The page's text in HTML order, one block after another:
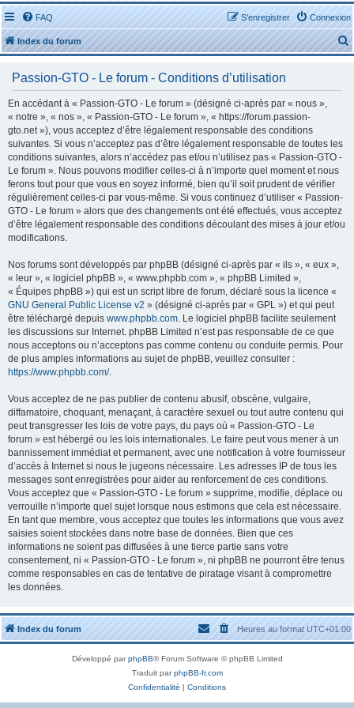
FAQ Connexion
S’enregistrer
Index du forum
e
Passion-GTO - Le forum - Conditions d’utilisation
En accédant à « Passion-GTO - Le forum » (désigné ci-après par « nous »,
« notre », « nos », « Passion-GTO - Le forum », « https://forum.passion-
gto.net »), vous acceptez d’être légalement responsable des conditions
suivantes. Si vous n’acceptez pas d’être légalement responsable de toutes les
conditions suivantes, alors n’accédez pas et/ou n’utilisez pas « Passion-GTO -
Le forum ». Nous pouvons modifier celles-ci à n’importe quel moment et nous
ferons tout pour que vous en soyez informé, bien qu’il soit prudent de vérifier
régulièrement celles-ci par vous-même. Si vous continuez d’utiliser « Passion-
GTO - Le forum » alors que des changements ont été effectués, vous acceptez
d’être légalement responsable des conditions découlant des mises à jour et/ou
modifications.
Nos forums sont développés par phpBB (désigné ci-après par « ils », « eux »,
« leur », « logiciel phpBB », « www.phpbb.com », « phpBB Limited »,
« Équipes phpBB ») qui est un script libre de forum, déclaré sous la licence «
GNU General Public License v2 » (désigné ci-après par « GPL ») et qui peut
être téléchargé depuis www.phpbb.com. Le logiciel phpBB facilite seulement
les discussions sur Internet. phpBB Limited n’est pas responsable de ce que
nous acceptons ou n’acceptons pas comme contenu ou conduite permis. Pour
de plus amples informations au sujet de phpBB, veuillez consulter :
https://www.phpbb.com/.
Vous acceptez de ne pas publier de contenu abusif, obscène, vulgaire,
diffamatoire, choquant, menaçant, à caractère sexuel ou tout autre contenu qui
peut transgresser les lois de votre pays, du pays où « Passion-GTO - Le
forum » est hébergé ou les lois internationales. Le faire peut vous mener à un
bannissement immédiat et permanent, avec une notification à votre fournisseur
d’accès à Internet si nous le jugeons nécessaire. Les adresses IP de tous les
messages sont enregistrées pour aider au renforcement de ces conditions.
Vous acceptez que « Passion-GTO - Le forum » supprime, modifie, déplace ou
verrouille n’importe quel sujet lorsque nous estimons que cela est nécessaire.
En tant que membre, vous acceptez que toutes les informations que vous avez
saisies soient stockées dans notre base de données. Bien que ces
informations ne soient pas diffusées à une tierce partie sans votre
consentement, ni « Passion-GTO - Le forum », ni phpBB ne pourront être tenus
comme responsables en cas de tentative de piratage visant à compromettre
les données.
Index du forum Heures au formatUTC+01:00
Développé parphpBB® Forum Software © phpBB Limited
Traduit parphpBB-fr.com
Confidentialité | Conditions